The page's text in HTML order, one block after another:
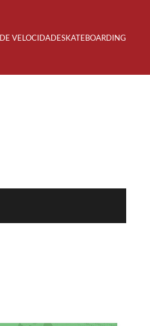
VELOCIDADESKATEBOARDING